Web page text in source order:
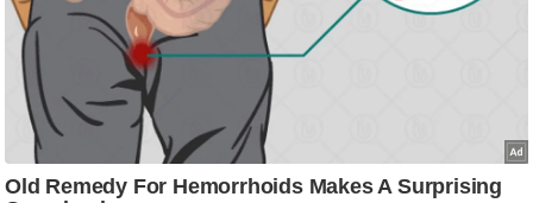
क्षा
ध
र्म
ज्यो
ति
ष